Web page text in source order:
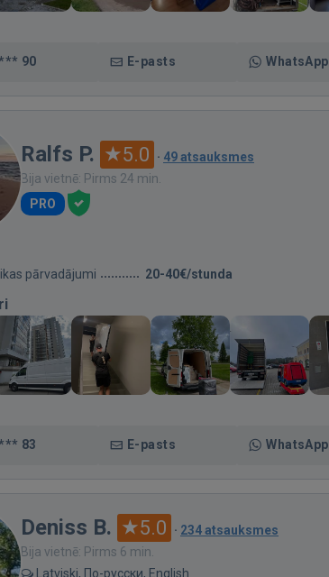
90 E-pasts WhatsApp
Ralfs P. 5.0 · 49 atsauksmes
Bija vietnē: Pirms 24 min.
PRO
pārvadājumi 20-40€/stunda
83 E-pasts WhatsApp
Deniss B. 5.0 · 234 atsauksmes
Bija vietnē: Pirms 6 min.
Latviski, По-русски, English